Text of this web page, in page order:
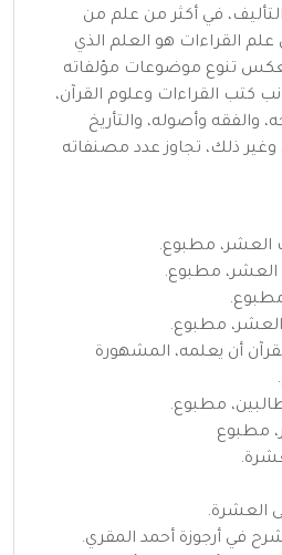
التأليف، في أكثر من علم من
علم القراءات هو العلم الذي
تنوع موضوعات مؤلفاته
كتب القراءات وعلوم القرآن،
وأصوله، والتأريخ
وغير ذلك، تجاوز عدد مصنفاته
العشر، مطبوع.
العشر، مطبوع.
مطبوع.
مطبوع.
أن يعلمه، المشهورة
مطبوع.
مطبوع
العشرة.
شرح في أرجوزة أحمد المقري.